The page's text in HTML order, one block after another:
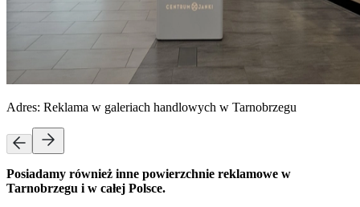
Adres: Reklama w galeriach handlowych w Tarnobrzegu
Posiadamy również inne powierzchnie reklamowe w
Tarnobrzegu i w całej Polsce.